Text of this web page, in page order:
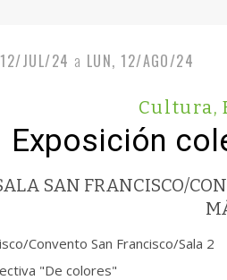
JUL/24 a LUN, 12/AGO/24
Cultura,
Exposición
SAN FRANCISCO/
Convento San Francisco/Sala 2
"De colores"